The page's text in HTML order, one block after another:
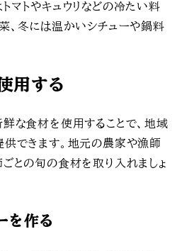
マトやキュウリなどの冷たい料
、冬には温かいシチューや鍋料
用する
な食材を使用することで、地域
できます。地元の農家や漁師
との旬の食材を取り入れましょ
を作る